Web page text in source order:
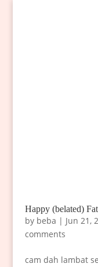
Happy (belated)
by beba | Jun 21,
comments
cam dah lambat